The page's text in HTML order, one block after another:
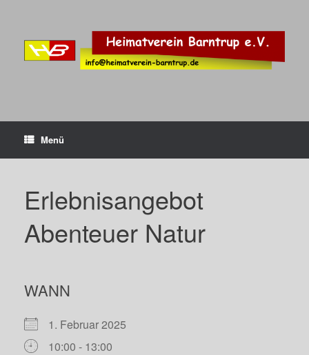
Menü
Erlebnisangebot
Abenteuer Natur
WANN
1. Februar 2025
10:00 - 13:00